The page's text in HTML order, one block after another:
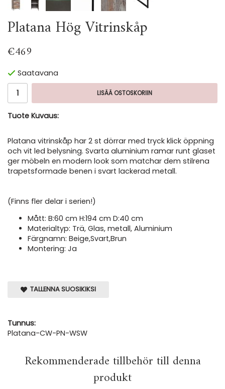
Platana Hög Vitrinskåp
€469
Saatavana
LISÄÄ OSTOSKORIIN
Tuote Kuvaus:
Platana vitrinskåp har 2 st dörrar med tryck klick öppning
och vit led belysning. Svarta aluminium ramar runt glaset
ger möbeln en modern look som matchar dem stilrena
trapetsformade benen i svart lackerad metall.
(Finns fler delar i serien!)
Mått: B:60 cm H:194 cm D:40 cm
Materialtyp: Trä, Glas, metall, Aluminium
Färgnamn: Beige,Svart,Brun
Montering: Ja
TALLENNA SUOSIKIKSI
Tunnus:
Platana-CW-PN-WSW
Rekommenderade tillbehör till denna
produkt